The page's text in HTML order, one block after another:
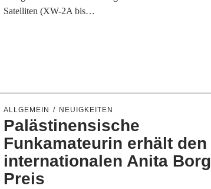
Satelliten (XW-2A bis…
ALLGEMEIN NEUIGKEITEN
Palästinensische
Funkamateurin erhält den
internationalen Anita Borg
Preis